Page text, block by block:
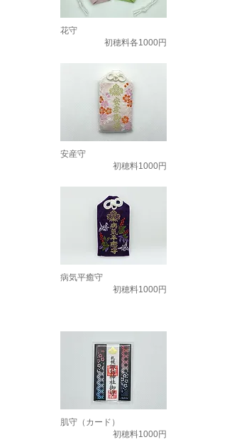
花守
初穂料各1000円
安産守
初穂料1000円
病気平癒守
初穂料1000円
肌守（カード）
初穂料1000円